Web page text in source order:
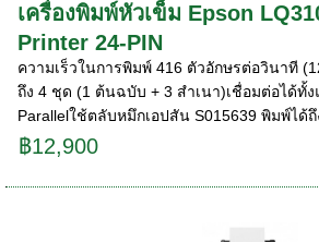
เครื่องพิมพ์หัวเข็ม Epson
Printer 24-PIN
ความเร็วในการพิมพ์ 416 ตัวอักษรต่อวินาที
ถึง 4 ชุด (1 ต้นฉบับ + 3 สำเนา)เชื่อมต่อได้ทั้ง
Parallelใช้ตลับหมึกเอปสัน S015639 พิมพ์ได้ถึ
฿12,900